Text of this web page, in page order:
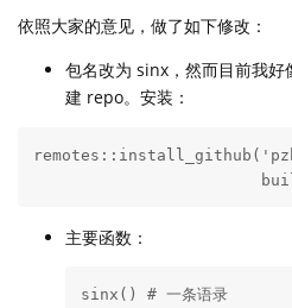
依照大家的意见，做了如下修改：
包名改为 sinx，然而目前我
建 repo。安装：
主要函数：
sinx() # 一条语录